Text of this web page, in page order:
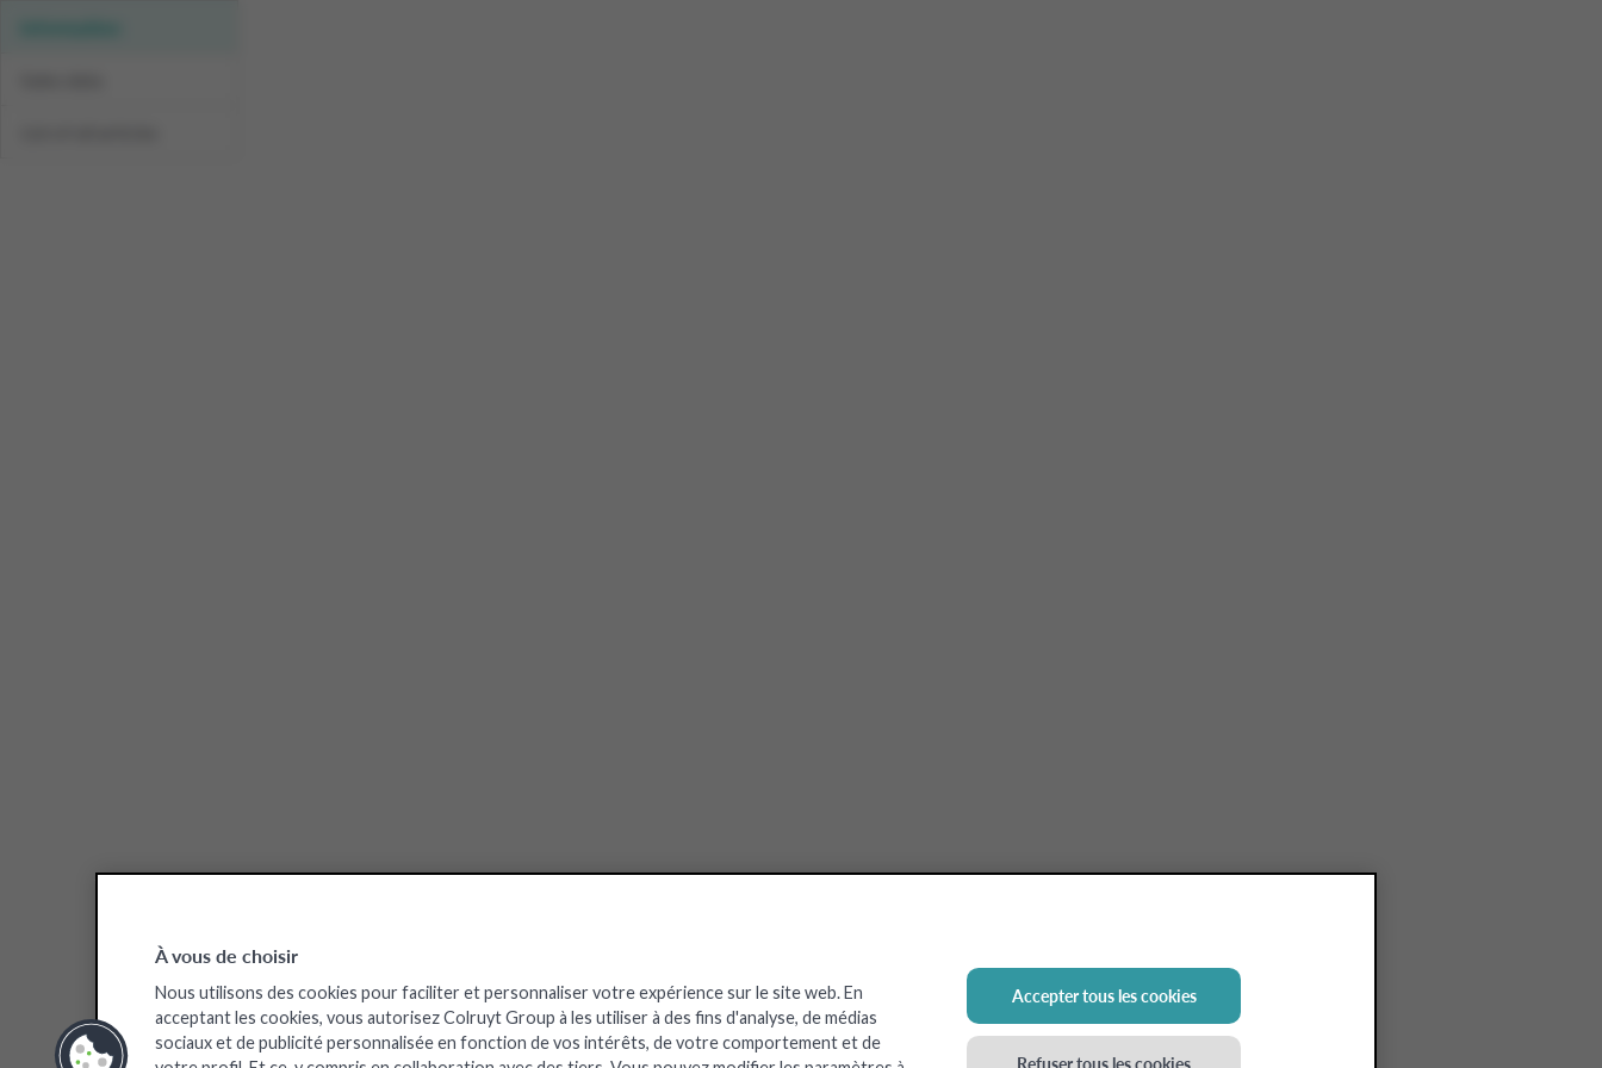
À vous de choisir
Nous utilisons des cookies pour faciliter et personnaliser votre expérience sur le site web. En
acceptant les cookies, vous autorisez Colruyt Group à les utiliser à des fins d'analyse, de médias
sociaux et de publicité personnalisée en fonction de vos intérêts, de votre comportement et de
Accepter tous les cookies
Refuser tous les cookies